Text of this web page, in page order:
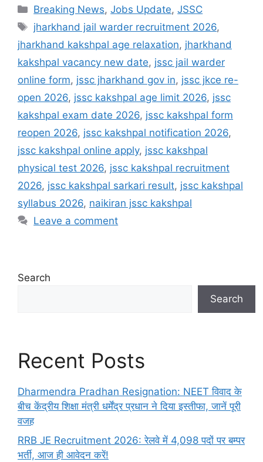
Categories
Breaking News,Jobs Update,JSSC
Tags
jharkhand jail warder recruitment 2026,
jharkhand kakshpal age relaxation, jharkhand
kakshpal vacancy new date, jssc jail warder
online form, jssc jharkhand gov in, jssc jkce re-
open 2026, jssc kakshpal age limit 2026, jssc
kakshpal exam date 2026, jssc kakshpal form
reopen 2026, jssc kakshpal notification 2026,
jssc kakshpal online apply, jssc kakshpal
physical test 2026, jssc kakshpal recruitment
2026, jssc kakshpal sarkari result, jssc kakshpal
syllabus 2026, naikiran jssc kakshpal
Leave a comment
Search
Search
Recent Posts
Dharmendra Pradhan Resignation: NEET विवाद के
बीच केंद्रीय शिक्षा मंत्री धर्मेंद्र प्रधान ने दिया इस्तीफा, जानें पूरी
वजह
RRB JE Recruitment 2026: रेलवे में 4,098 पदों पर बम्पर
भर्ती, आज ही आवेदन करें!